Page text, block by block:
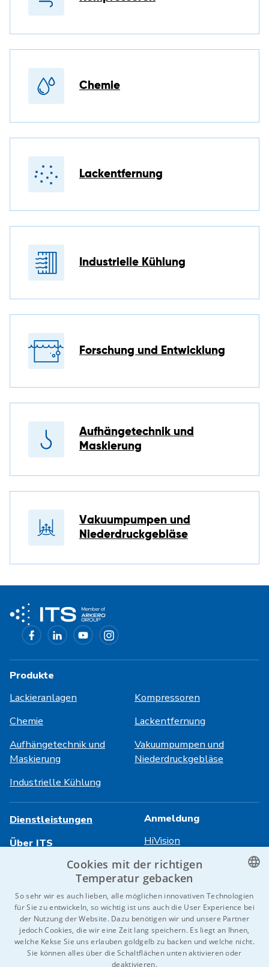
Chemie
Lackentfernung
Industrielle Kühlung
Forschung und Entwicklung
Aufhängetechnik und
Maskierung
Vakuumpumpen und
Niederdruckgebläse
Produkte
Lackieranlagen
Kompressoren
Chemie
Lackentfernung
Aufhängetechnik und
Maskierung
Vakuumpumpen und
Niederdruckgebläse
Industrielle Kühlung
Dienstleistungen
Über ITS
Referenzen
Kontaktieren Sie uns
Anmeldung
HiVision
Technische Datenblätter
© 2026 IDEAL-Trade Service, spol. s r.o.
CZECH
GERMAN
RUSSIAN
Cookies mit der richtigen
Temperatur gebacken
So sehr wir es auch lieben, alle möglichen innovativen Technologien
für Sie zu entwickeln, so wichtig ist uns auch die User Experience bei
der Nutzung der Website. Dazu benötigen wir und unsere Partner
jedoch Cookies, die wir eine Zeit lang speichern. Es liegt an Ihnen,
welche Kekse Sie uns erlauben goldgelb zu backen und welche nicht.
Sie können alles über die Schaltflächen unten aktivieren oder
deaktivieren.